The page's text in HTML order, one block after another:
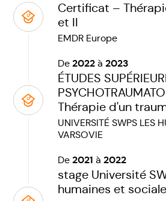
Certificat –
et II
EMDR Europe
De2022 à2023
ÉTUDES
Thérapie d'un
UNIVERSITÉ SWPS LES
VARSOVIE
De2021 à2022
stage Université
humaines et